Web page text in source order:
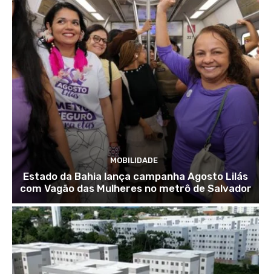
MOBILIDADE
Estado da Bahia lança campanha Agosto Lilás
com Vagão das Mulheres no metrô de Salvador